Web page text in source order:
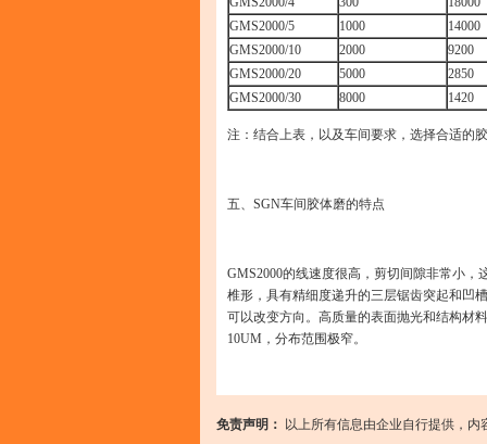
GMS2000/5
1000
14000
GMS2000/10
2000
9200
GMS2000/20
5000
2850
GMS2000/30
8000 1420
注：结合上表，以及车间要求，选择合适的
五、 SGN车间胶体磨的特点
GMS2000的线速度很高，剪切间隙非常小
椎形，具有精细度递升的三层锯齿突起和凹
可以改变方向。高质量的表面抛光和结构材
10UM，分布范围极窄。
免责声明： 以上所有信息由企业自行提供，